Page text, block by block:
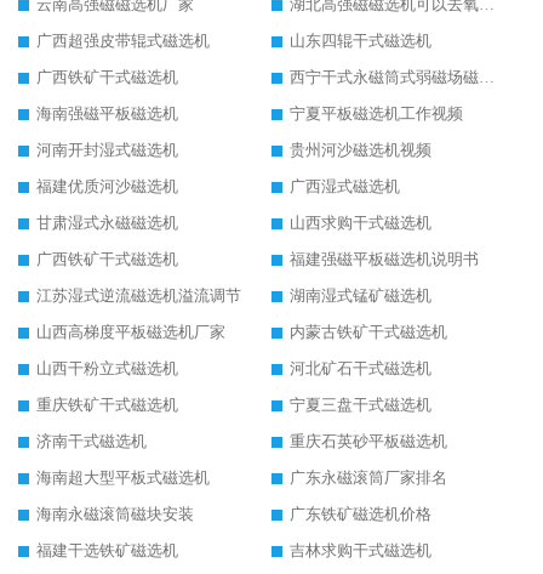
云南高强磁磁选机厂家
湖北高强磁磁选机可以去氧化铝
广西超强皮带辊式磁选机
山东四辊干式磁选机
广西铁矿干式磁选机
西宁干式永磁筒式弱磁场磁选机结构图
海南强磁平板磁选机
宁夏平板磁选机工作视频
河南开封湿式磁选机
贵州河沙磁选机视频
福建优质河沙磁选机
广西湿式磁选机
甘肃湿式永磁磁选机
山西求购干式磁选机
广西铁矿干式磁选机
福建强磁平板磁选机说明书
江苏湿式逆流磁选机溢流调节
湖南湿式锰矿磁选机
山西高梯度平板磁选机厂家
内蒙古铁矿干式磁选机
山西干粉立式磁选机
河北矿石干式磁选机
重庆铁矿干式磁选机
宁夏三盘干式磁选机
济南干式磁选机
重庆石英砂平板磁选机
海南超大型平板式磁选机
广东永磁滚筒厂家排名
海南永磁滚筒磁块安装
广东铁矿磁选机价格
福建干选铁矿磁选机
吉林求购干式磁选机